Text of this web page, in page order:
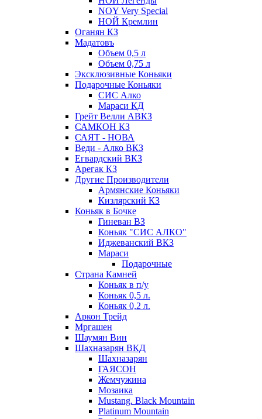
NOY Very Speсial
НОЙ Кремлин
Оганян КЗ
Мадатовъ
Объем 0,5 л
Объем 0,75 л
Эксклюзивные Коньяки
Подарочные Коньяки
СИС Алко
Мараси КД
Грейт Велли АВКЗ
САМКОН КЗ
САЯТ - НОВА
Веди - Алко ВКЗ
Егвардский ВКЗ
Арегак КЗ
Другие Производители
Армянские Коньяки
Кизлярский КЗ
Коньяк в Бочке
Гиневан ВЗ
Коньяк "СИС АЛКО"
Иджеванский ВКЗ
Мараси
Подарочные
Страна Камней
Коньяк в п/у
Коньяк 0,5 л.
Коньяк 0,2 л.
Аркон Трейд
Мргашен
Шаумян Вин
Шахназарян ВКД
Шахназарян
ГАЯСОН
Жемчужина
Мозаика
Mustang. Black Mountain
Platinum Mountain